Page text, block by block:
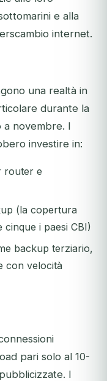
e alla
internet.
una realtà in
durante la
a novembre. I
investire in:
router e
(la copertura
i paesi CBI)
backup terziario,
con velocità
pari solo al 10-
I